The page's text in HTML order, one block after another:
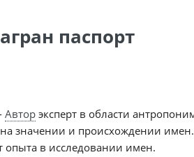
паспорт
Авторэксперт в области
на значении и происхождении имен.
опыта в исследовании имен.